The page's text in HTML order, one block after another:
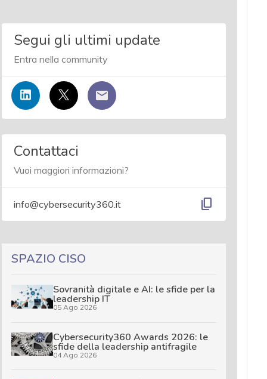
Segui gli ultimi update
Entra nella community
Contattaci
Vuoi maggiori informazioni?
info@cybersecurity360.it content_copy
SPAZIO CISO
Sovranità digitale e AI: le sfide per la
leadership IT
05 Ago 2026
Cybersecurity360 Awards 2026: le
sfide della leadership antifragile
04 Ago 2026